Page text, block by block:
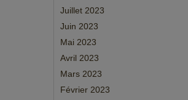
Juillet 2023
Juin 2023
Mai 2023
Avril 2023
Mars 2023
Février 2023